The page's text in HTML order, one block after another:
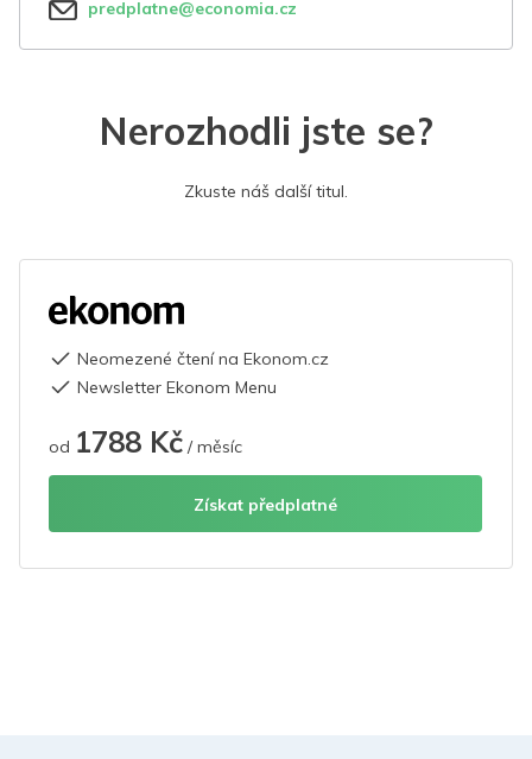
predplatne@economia.cz
Nerozhodli jste se?
Zkuste náš další titul.
Neomezené čtení na Ekonom.cz
Newsletter Ekonom Menu
od 1788 Kč / měsíc
Získat předplatné